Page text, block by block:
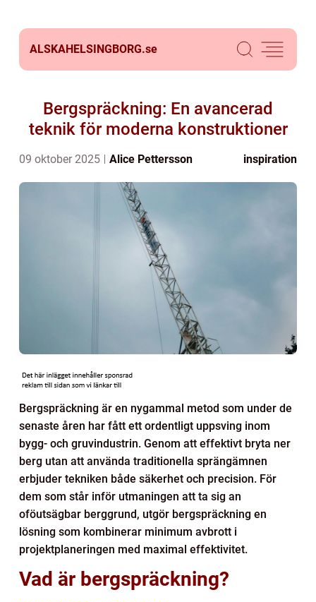
ALSKAHELSINGBORG.se
Bergspräckning: En avancerad
teknik för moderna konstruktioner
09 oktober 2025 Alice Pettersson inspiration
Bergspräckning är en nygammal metod som under de
senaste åren har fått ett ordentligt uppsving inom
bygg- och gruvindustrin. Genom att effektivt bryta ner
berg utan att använda traditionella sprängämnen
erbjuder tekniken både säkerhet och precision. För
dem som står inför utmaningen att ta sig an
oföutsägbar berggrund, utgör bergspräckning en
lösning som kombinerar minimum avbrott i
projektplaneringen med maximal effektivitet.
Vad är bergspräckning?